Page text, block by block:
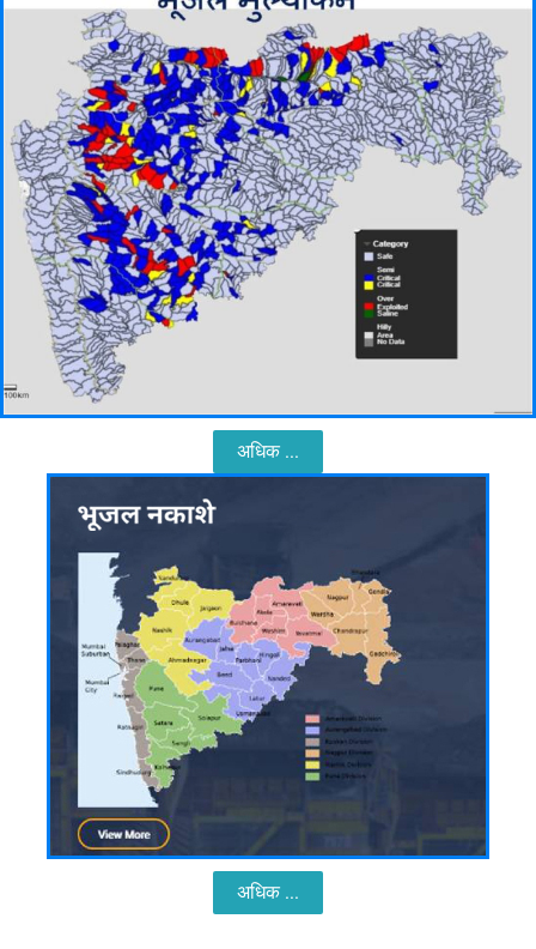
अधिक ...
अधिक ...